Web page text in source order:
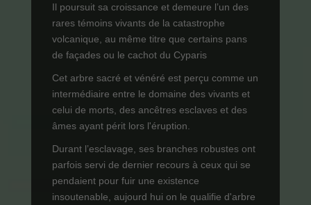
Il poursuit sa croissance et demeure l’un des
rares témoins vivants de la catastrophe
volcanique, au même titre que certains pans
de façades ou le cachot du Cyparis
Cet arbre sacré et vénéré est perçu comme un
intermédiaire entre le domaine des vivants et
celui de morts, des ancêtres esclaves et des
âmes ayant périt lors l'éruption.
Durant l’esclavage, ses branches robustes ont
parfois servi de dernier recours à ceux qui se
pendaient pour fuir une existence
insoutenable, aujourd hui on le qualifie d'arbre